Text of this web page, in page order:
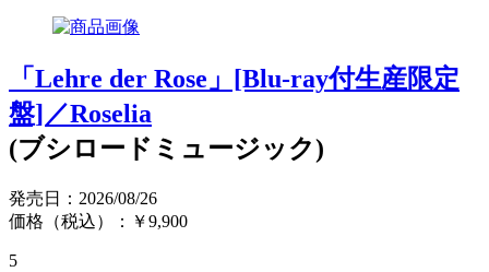
「Lehre der Rose」[Blu-ray付生産限定
盤]／Roselia
(ブシロードミュージック)
発売日：2026/08/26
価格（税込）：￥9,900
5